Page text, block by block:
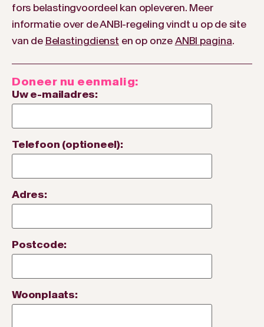
fors belastingvoordeel kan opleveren. Meer
informatie over de ANBI-regeling vindt u op de site
van de Belastingdienst en op onzeANBI pagina.
Doneer nu eenmalig:
Uw e-mailadres:
Telefoon (optioneel):
Adres:
Postcode:
Woonplaats: